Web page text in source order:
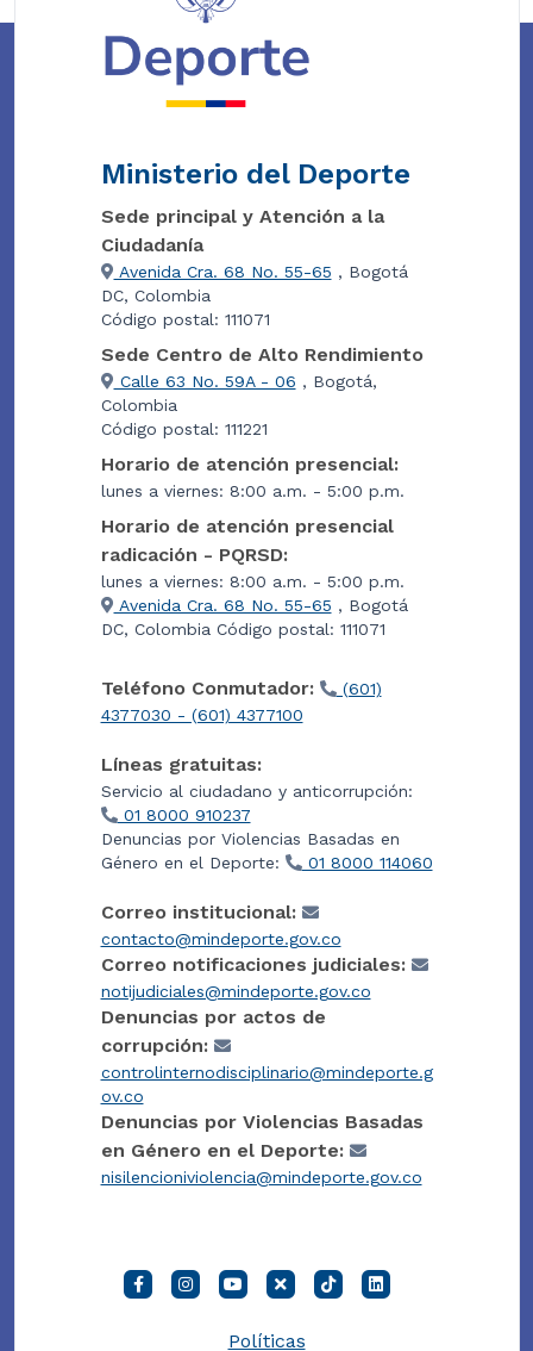
Ministerio del Deporte
Sede principal y Atención a la
Ciudadanía
Avenida Cra. 68 No. 55-65 , Bogotá
DC, Colombia
Código postal: 111071
Sede Centro de Alto Rendimiento
Calle 63 No. 59A - 06 , Bogotá,
Colombia
Código postal: 111221
Horario de atención presencial:
lunes a viernes: 8:00 a.m. - 5:00 p.m.
Horario de atención presencial
radicación - PQRSD:
lunes a viernes: 8:00 a.m. - 5:00 p.m.
Avenida Cra. 68 No. 55-65 , Bogotá
DC, Colombia Código postal: 111071
Teléfono Conmutador:
(601)
4377030 - (601) 4377100
Líneas gratuitas:
Servicio al ciudadano y anticorrupción:
01 8000 910237
Denuncias por Violencias Basadas en
Género en el Deporte:
01 8000 114060
Correo institucional:
contacto@mindeporte.gov.co
Correo notificaciones judiciales:
notijudiciales@mindeporte.gov.co
Denuncias por actos de
corrupción:
controlinternodisciplinario@mindeporte.g
ov.co
Denuncias por Violencias Basadas
en Género en el Deporte:
nisilencioniviolencia@mindeporte.gov.co
Políticas